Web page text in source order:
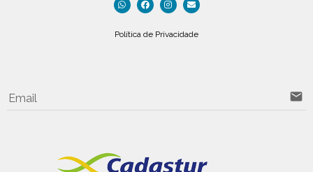
Política de Privacidade
Email email